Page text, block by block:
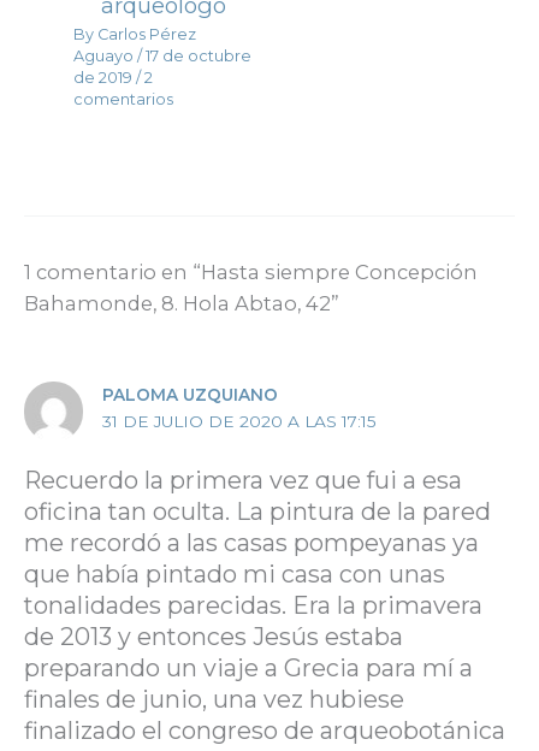
By Carlos Pérez
Aguayo/17 de octubre
de 2019/2
comentarios
1 comentario en “Hasta siempre Concepción
Bahamonde, 8. Hola Abtao, 42”
PALOMA UZQUIANO
31 DE JULIO DE 2020 A LAS 17:15
Recuerdo la primera vez que fui a esa
oficina tan oculta. La pintura de la pared
me recordó a las casas pompeyanas ya
que había pintado mi casa con unas
tonalidades parecidas. Era la primavera
de 2013 y entonces Jesús estaba
preparando un viaje a Grecia para mí a
finales de junio, una vez hubiese
finalizado el congreso de arqueobotánica